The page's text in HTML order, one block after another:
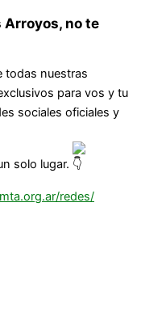
Arroyos, no te
todas nuestras
para vos y tu
sociales oficiales y
solo lugar.
redes/